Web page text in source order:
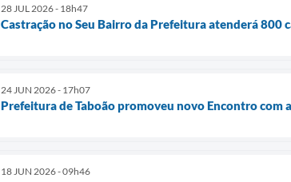
28 JUL 2026 - 18h47
Castração no Seu Bairro da Prefeitura atenderá 800
24 JUN 2026 - 17h07
Prefeitura de Taboão promoveu novo Encontro com
18 JUN 2026 - 09h46